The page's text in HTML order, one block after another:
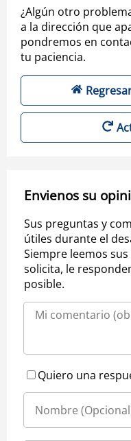
¿Algún otro
a la dirección que
pondremos en
tu paciencia.
Envienos su
Sus preguntas y
útiles durante el
Siempre leemos
solicita, le
posible.
Quiero una